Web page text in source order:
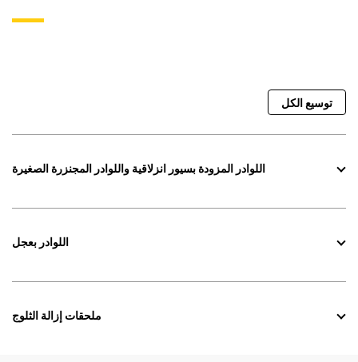
توسيع الكل
اللوادر المزودة بسيور انزلاقية واللوادر المجنزرة الصغيرة
اللوادر بعجل
ملحقات إزالة الثلوج